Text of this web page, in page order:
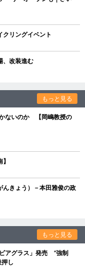
リングイベント
、改装進む
もっと見る
ないのか 【岡嶋教授の
きょう）－本田雅俊の政
もっと見る
アグラス」発売 “強制
し